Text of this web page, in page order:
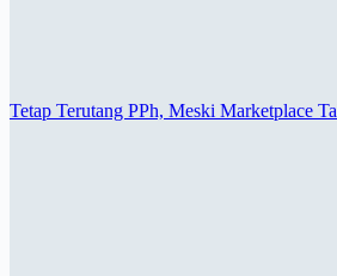
Tetap Terutang PPh, Meski Marketplace